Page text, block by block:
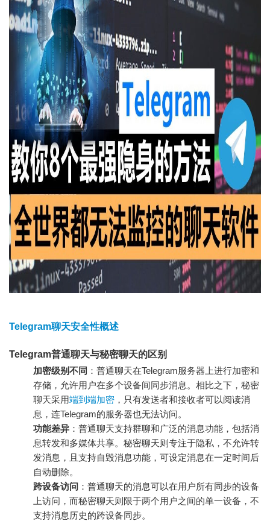
Telegram聊天安全性概述
Telegram普通聊天与秘密聊天的区别
加密级别不同 ：普通聊天在Telegram服务器上进行加密和
存储，允许用户在多个设备间同步消息。相比之下，秘密
聊天采用端到端加密 ，只有发送者和接收者可以阅读消
息，连Telegram的服务器也无法访问。
功能差异 ：普通聊天支持群聊和广泛的消息功能，包括消
息转发和多媒体共享。秘密聊天则专注于隐私，不允许转
发消息，且支持自毁消息功能，可设定消息在一定时间后
自动删除。
跨设备访问 ：普通聊天的消息可以在用户所有同步的设备
上访问，而秘密聊天则限于两个用户之间的单一设备，不
支持消息历史的跨设备同步。